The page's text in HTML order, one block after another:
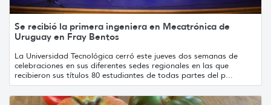
Se recibió la primera ingeniera en Mecatrónica de
Uruguay en Fray Bentos
La Universidad Tecnológica cerró este jueves dos semanas de
celebraciones en sus diferentes sedes regionales en las que
recibieron sus títulos 80 estudiantes de todas partes del p...